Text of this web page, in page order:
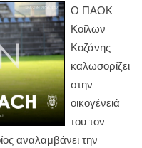
Ο ΠΑΟΚ
Κοίλων
Κοζάνης
καλωσορίζει
στην
οικογένειά
του τον
αναλαμβάνει την